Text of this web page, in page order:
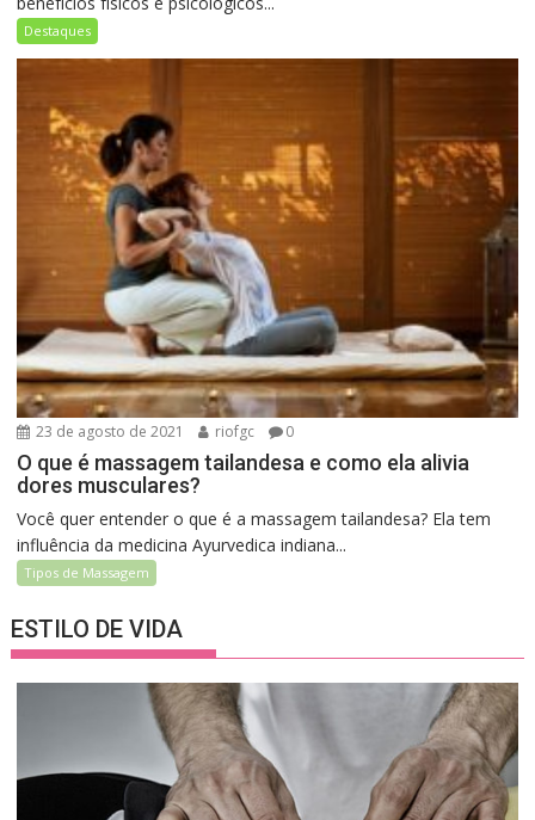
Destaques
23 de agosto de 2021 riofgc 0
O que é massagem tailandesa e como ela alivia
dores musculares?
Você quer entender o que é a massagem tailandesa? Ela tem
influência da medicina Ayurvedica indiana...
Tipos de Massagem
ESTILO DE VIDA